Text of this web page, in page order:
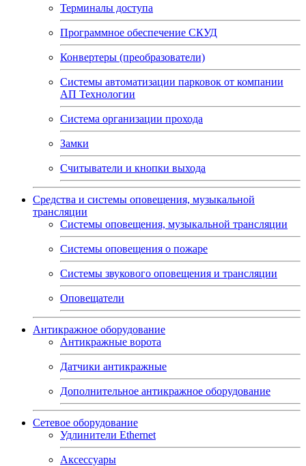
Терминалы доступа
Программное обеспечение СКУД
Конвертеры (преобразователи)
Системы автоматизации парковок от компании
АП Технологии
Система организации прохода
Замки
Считыватели и кнопки выхода
Средства и системы оповещения, музыкальной
трансляции
Системы оповещения, музыкальной трансляции
Системы оповещения о пожаре
Системы звукового оповещения и трансляции
Оповещатели
Антикражное оборудование
Антикражные ворота
Датчики антикражные
Дополнительное антикражное оборудование
Сетевое оборудование
Удлинители Ethernet
Аксессуары